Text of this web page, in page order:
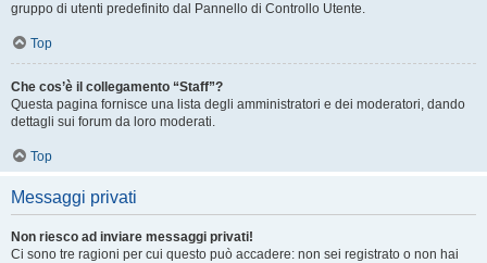
gruppo di utenti predefinito dal Pannello di Controllo Utente.
Top
Che cos’è il collegamento “Staff”?
Questa pagina fornisce una lista degli amministratori e dei moderatori, dando
dettagli sui forum da loro moderati.
Top
Messaggi privati
Non riesco ad inviare messaggi privati!
Ci sono tre ragioni per cui questo può accadere: non sei registrato o non hai